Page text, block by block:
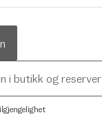
i butikk og reserver